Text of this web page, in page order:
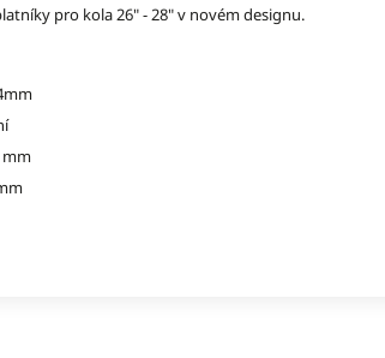
pro kola 26" - 28" v novém designu.
mm